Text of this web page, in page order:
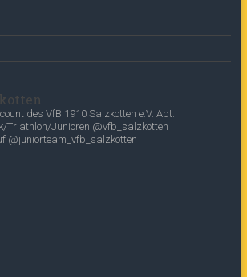
des VfB 1910 Salzkotten e.V. Abt.
Triathlon/Junioren @vfb_salzkotten
@juniorteam_vfb_salzkotten